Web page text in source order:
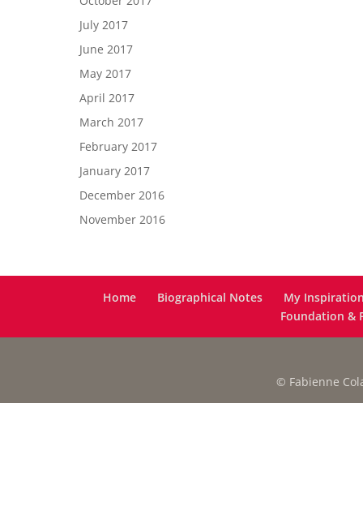
July 2017
June 2017
May 2017
April 2017
March 2017
February 2017
January 2017
December 2016
November 2016
Home Biographical Notes
My
Foundation &
© Fabienne